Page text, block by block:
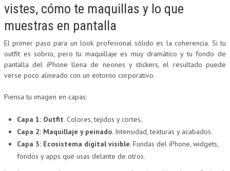
vistes, cómo te maquillas y lo que
muestras en pantalla
El primer paso para un look profesional sólido es la coherencia. Si tu
outfit es sobrio, pero tu maquillaje es muy dramático y tu fondo de
pantalla del iPhone llena de neones y stickers, el resultado puede
verse poco alineado con un entorno corporativo.
Piensa tu imagen en capas:
Capa 1: Outfit. Colores, tejidos y cortes.
Capa 2: Maquillaje y peinado. Intensidad, texturas y acabados.
Capa 3: Ecosistema digital visible. Fundas del iPhone, widgets,
fondos y apps que usas delante de otros.